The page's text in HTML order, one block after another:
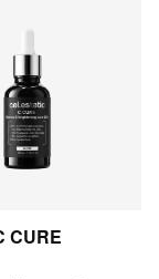
CURE